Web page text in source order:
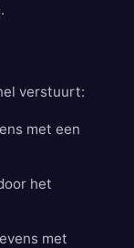
verstuurt:
met een
het
met